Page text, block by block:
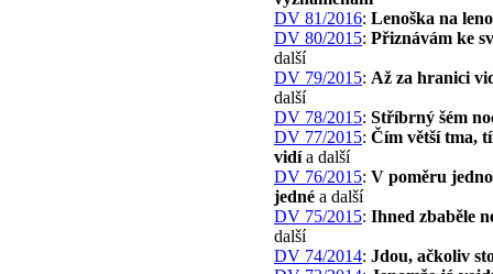
DV 81/2016: Lenoška na
DV 80/2015: Přiznávám ke
další
DV 79/2015: Až za hranici
další
DV 78/2015: Stříbrný šém
DV 77/2015: Čím větší tma,
vidía další
DV 76/2015: V poměru
jedné a další
DV 75/2015: Ihned zbaběle
další
DV 74/2014: Jdou, ačkoliv